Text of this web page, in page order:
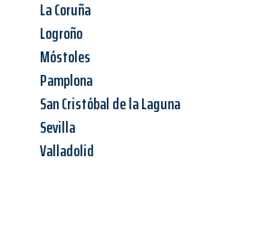
La Coruña
Logroño
Móstoles
Pamplona
San Cristóbal de la Laguna
Sevilla
Valladolid